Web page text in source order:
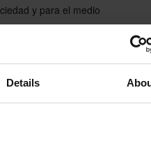
Details
y para el medio
combinados con nuestra
39 países, ofrecemos
energía, equipos